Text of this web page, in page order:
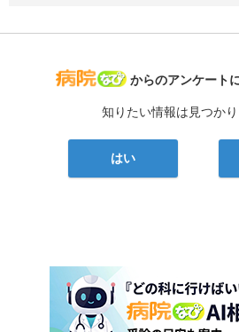
病院なび
からのアンケート
知りたい情報は見つか
はい